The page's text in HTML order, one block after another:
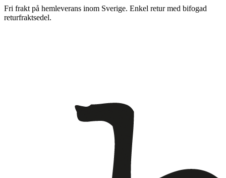
Fri frakt på hemleverans inom Sverige. Enkel retur med bifogad
returfraktsedel.